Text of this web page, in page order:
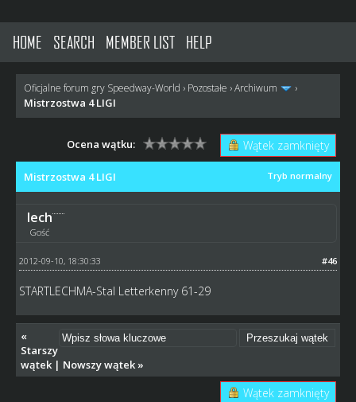
HOME SEARCH MEMBER LIST HELP
Oficjalne forum gry Speedway-World › Pozostałe ›Archiwum ›
Mistrzostwa 4 LIGI
Wątek zamknięty
Ocena wątku:
Tryb normalny
Mistrzostwa 4 LIGI
lech
Gość
#46
2012-09-10, 18:30:33
STARTLECHMA-Stal Letterkenny 61-29
«
Starszy
wątek| Nowszy wątek»
Wątek zamknięty